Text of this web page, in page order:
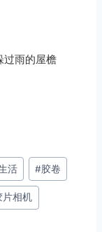
过雨的屋檐
活 #胶卷
片相机